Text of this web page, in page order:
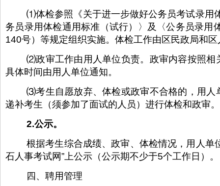
⑴体检参照《关于进一步做好公务员考试录用
务员录用体检通用标准（试行）〉及〈公务员录
140号）等规定组织实施。体检工作由区民政局和
⑵政审工作由用人单位负责。政审内容按照相
具体时间由用人单位通知。
⑶考生自愿放弃、体检或政审不合格的，用人
递补考生（须参加了面试的人员）进行体检和政审
2.公示。
根据考生综合成绩、政审、体检情况，用人单
石人事考试网”上公示（公示期不少于5个工作日）。
四、聘用管理